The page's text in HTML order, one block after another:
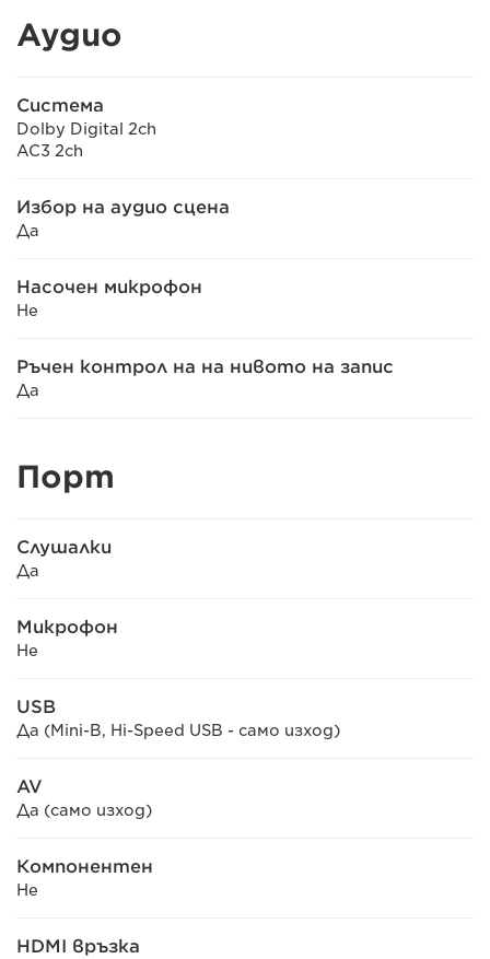
Аудио
Система
Dolby Digital 2ch
AC3 2ch
Избор на аудио сцена
Да
Насочен микрофон
Не
Ръчен контрол на на нивото на запис
Да
Порт
Слушалки
Да
Микрофон
Не
USB
Дa (Mini-B, Hi-Speed USB - само изход)
AV
Да (само изход)
Компонентен
Не
HDMI връзка